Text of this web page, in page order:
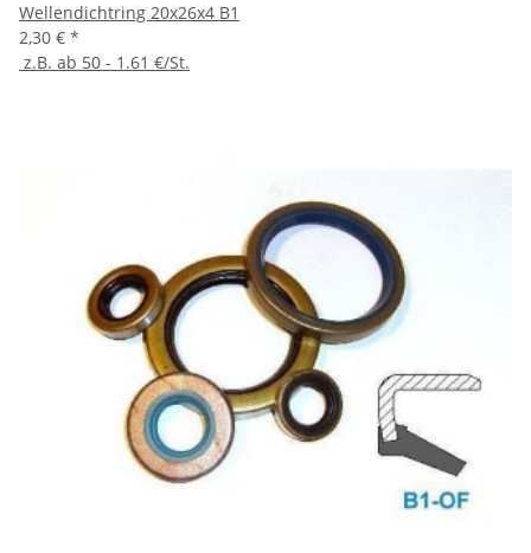
Wellendichtring 20x26x4 B1
2,30 € *
z.B. ab 50 - 1.61 €/St.